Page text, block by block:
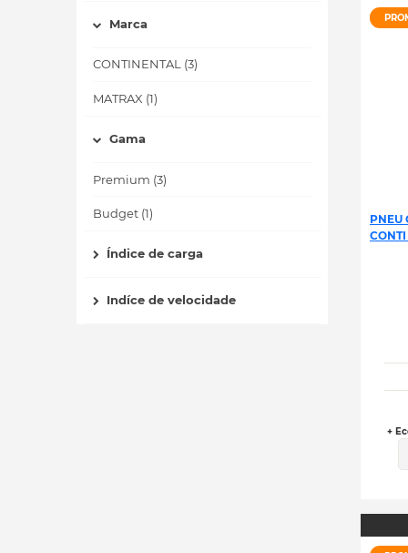
Marca
CONTINENTAL (3)
MATRAX (1)
Gama
Premium (3)
Budget (1)
Índice de carga
Indíce de velocidade
PNEU
+